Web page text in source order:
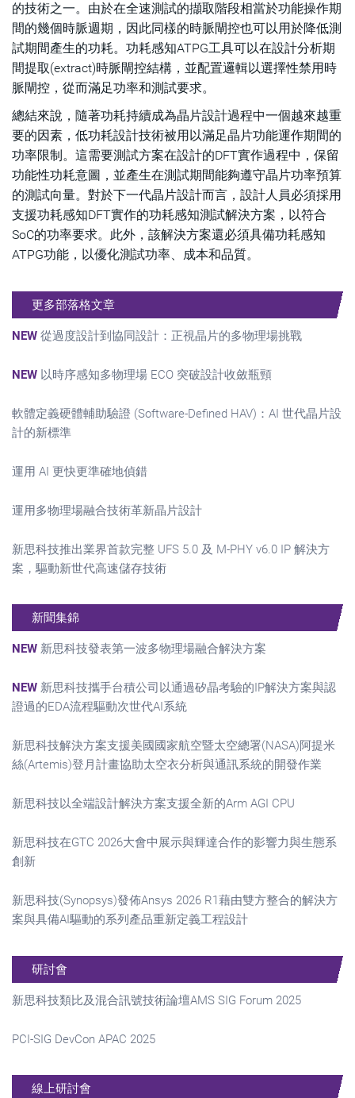
的技術之一。由於在全速測試的擷取階段相當於功能操作期
間的幾個時脈週期，因此同樣的時脈閘控也可以用於降低測
試期間產生的功耗。功耗感知ATPG工具可以在設計分析期
間提取(extract)時脈閘控結構，並配置邏輯以選擇性禁用時
脈閘控，從而滿足功率和測試要求。
總結來說，隨著功耗持續成為晶片設計過程中一個越來越重
要的因素，低功耗設計技術被用以滿足晶片功能運作期間的
功率限制。這需要測試方案在設計的DFT實作過程中，保留
功能性功耗意圖，並產生在測試期間能夠遵守晶片功率預算
的測試向量。對於下一代晶片設計而言，設計人員必須採用
支援功耗感知DFT實作的功耗感知測試解決方案，以符合
SoC的功率要求。此外，該解決方案還必須具備功耗感知
ATPG功能，以優化測試功率、成本和品質。
更多部落格文章
NEW 從過度設計到協同設計：正視晶片的多物理場挑戰
NEW 以時序感知多物理場 ECO 突破設計收斂瓶頸
軟體定義硬體輔助驗證 (Software-Defined HAV)：AI 世代晶片設
計的新標準
運用 AI 更快更準確地偵錯
運用多物理場融合技術革新晶片設計
新思科技推出業界首款完整 UFS 5.0 及 M-PHY v6.0 IP 解決方
案，驅動新世代高速儲存技術
新聞集錦
NEW 新思科技發表第一波多物理場融合解決方案
NEW 新思科技攜手台積公司以通過矽晶考驗的IP解決方案與認
證過的EDA流程驅動次世代AI系統
新思科技解決方案支援美國國家航空暨太空總署(NASA)阿提米
絲(Artemis)登月計畫協助太空衣分析與通訊系統的開發作業
新思科技以全端設計解決方案支援全新的Arm AGI CPU
新思科技在GTC 2026大會中展示與輝達合作的影響力與生態系
創新
新思科技(Synopsys)發佈Ansys 2026 R1藉由雙方整合的解決方
案與具備AI驅動的系列產品重新定義工程設計
研討會
新思科技類比及混合訊號技術論壇AMS SIG Forum 2025
PCI-SIG DevCon APAC 2025
線上研討會